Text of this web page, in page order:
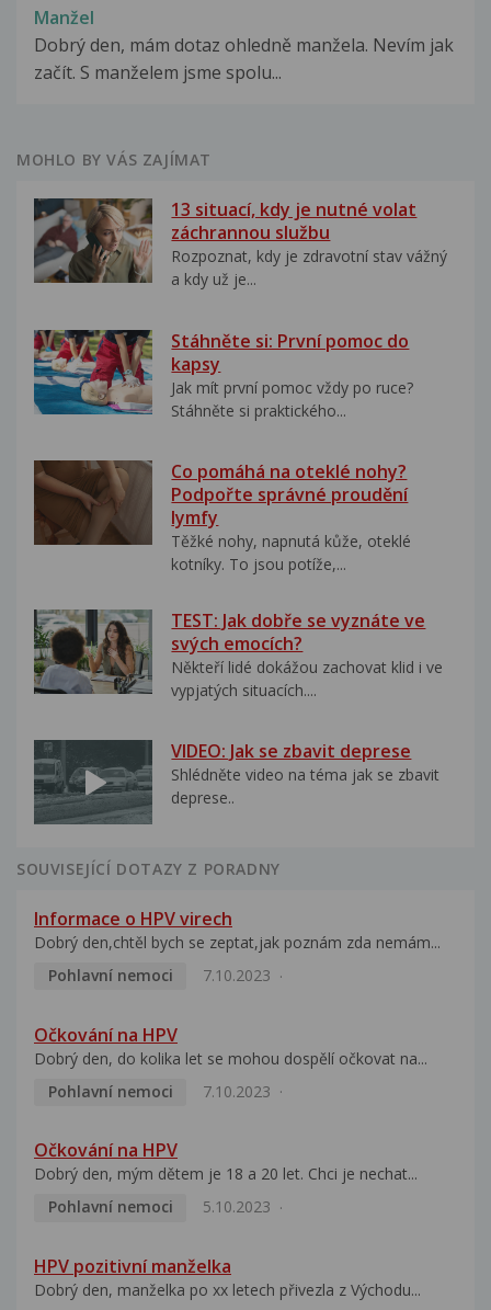
Manžel
Dobrý den, mám dotaz ohledně manžela. Nevím jak
začít. S manželem jsme spolu...
MOHLO BY VÁS ZAJÍMAT
13 situací, kdy je nutné volat
záchrannou službu
Rozpoznat, kdy je zdravotní stav vážný
a kdy už je...
Stáhněte si: První pomoc do
kapsy
Jak mít první pomoc vždy po ruce?
Stáhněte si praktického...
Co pomáhá na oteklé nohy?
Podpořte správné proudění
lymfy
Těžké nohy, napnutá kůže, oteklé
kotníky. To jsou potíže,...
TEST: Jak dobře se vyznáte ve
svých emocích?
Někteří lidé dokážou zachovat klid i ve
vypjatých situacích....
VIDEO: Jak se zbavit deprese
Shlédněte video na téma jak se zbavit
deprese..
SOUVISEJÍCÍ DOTAZY Z PORADNY
Informace o HPV virech
Dobrý den,chtěl bych se zeptat,jak poznám zda nemám...
Pohlavní nemoci
7.10.2023
Očkování na HPV
Dobrý den, do kolika let se mohou dospělí očkovat na...
Pohlavní nemoci
7.10.2023
Očkování na HPV
Dobrý den, mým dětem je 18 a 20 let. Chci je nechat...
Pohlavní nemoci
5.10.2023
HPV pozitivní manželka
Dobrý den, manželka po xx letech přivezla z Východu...